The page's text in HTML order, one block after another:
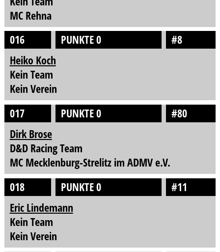
MC Rehna
016
PUNKTE 0
#8
Heiko Koch
Kein Team
Kein Verein
017
PUNKTE 0
#80
Dirk Brose
D&D Racing Team
MC Mecklenburg-Strelitz im ADMV e.V.
018
PUNKTE 0
#11
Eric Lindemann
Kein Team
Kein Verein